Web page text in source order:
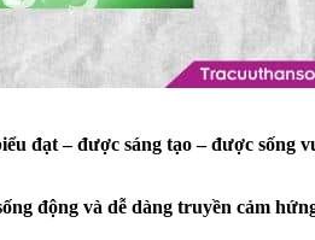
đạt – được sáng tạo – được
động và dễ dàng truyền cảm